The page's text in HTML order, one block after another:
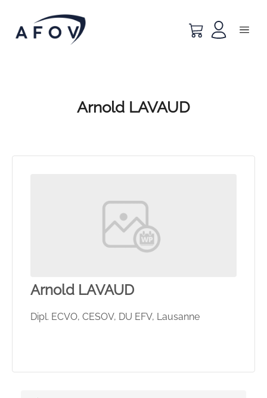
Arnold LAVAUD
Arnold LAVAUD
Dipl. ECVO, CESOV, DU EFV, Lausanne